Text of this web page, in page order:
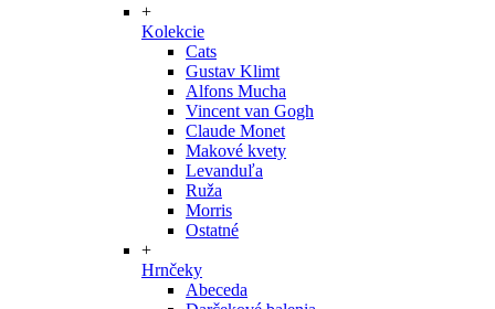
+
Kolekcie
Cats
Gustav Klimt
Alfons Mucha
Vincent van Gogh
Claude Monet
Makové kvety
Levanduľa
Ruža
Morris
Ostatné
+
Hrnčeky
Abeceda